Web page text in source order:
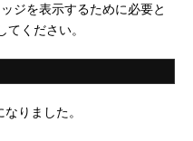
ジを表示するために必要と
ください。
りました。